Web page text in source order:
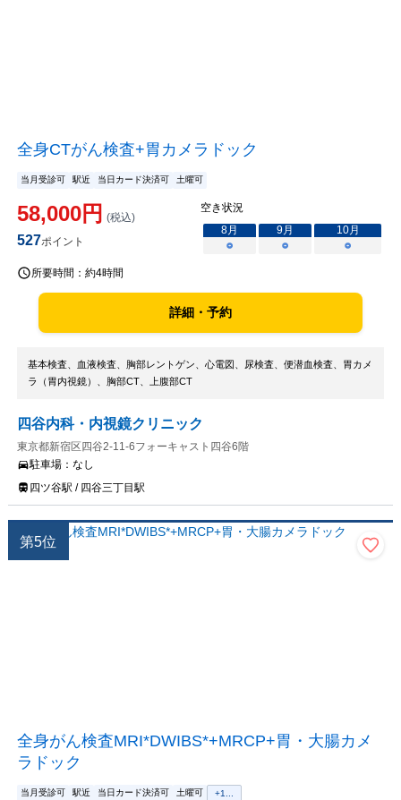
全身CTがん検査+胃カメラドック
当月受診可 駅近 当日カード決済可 土曜可
58,000円 (税込)
527ポイント
空き状況
8月 9月 10月
○
○ ○
所要時間： 約4時間
詳細・予約
基本検査、血液検査、胸部レントゲン、心電図、尿検査、便潜血検査、胃カメ
ラ（胃内視鏡）、胸部CT、上腹部CT
四谷内科・内視鏡クリニック
東京都新宿区四谷2-11-6フォーキャスト四谷6階
駐車場： なし
四ツ谷駅 / 四谷三丁目駅
第5位
全身がん検査MRI*DWIBS*+MRCP+胃・大腸カメ
ラドック
当月受診可 駅近 当日カード決済可 土曜可 +1...